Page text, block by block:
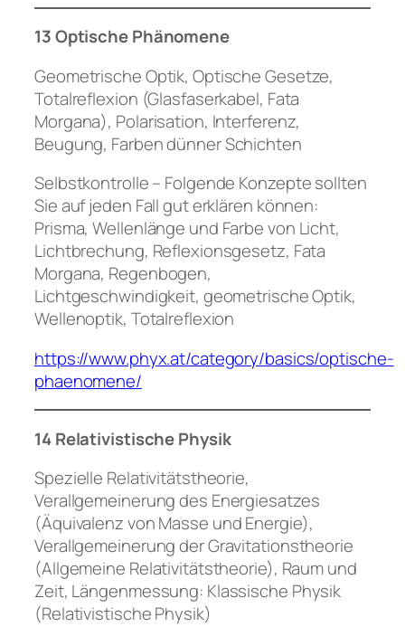
13 Optische Phänomene
Geometrische Optik, Optische Gesetze,
Totalreflexion (Glasfaserkabel, Fata
Morgana), Polarisation, Interferenz,
Beugung, Farben dünner Schichten
Selbstkontrolle – Folgende Konzepte sollten
Sie auf jeden Fall gut erklären können:
Prisma, Wellenlänge und Farbe von Licht,
Lichtbrechung, Reflexionsgesetz, Fata
Morgana, Regenbogen,
Lichtgeschwindigkeit, geometrische Optik,
Wellenoptik, Totalreflexion
https://www.phyx.at/category/basics/optische-
phaenomene/
14 Relativistische Physik
Spezielle Relativitätstheorie,
Verallgemeinerung des Energiesatzes
(Äquivalenz von Masse und Energie),
Verallgemeinerung der Gravitationstheorie
(Allgemeine Relativitätstheorie), Raum und
Zeit, Längenmessung: Klassische Physik
(Relativistische Physik)